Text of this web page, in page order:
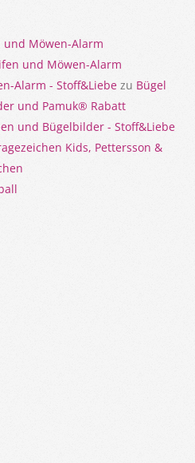
und Möwen-Alarm
und Möwen-Alarm
Alarm - Stoff&Liebe zu Bügel
und Pamuk® Rabatt
und Bügelbilder - Stoff&Liebe
Kids, Pettersson &